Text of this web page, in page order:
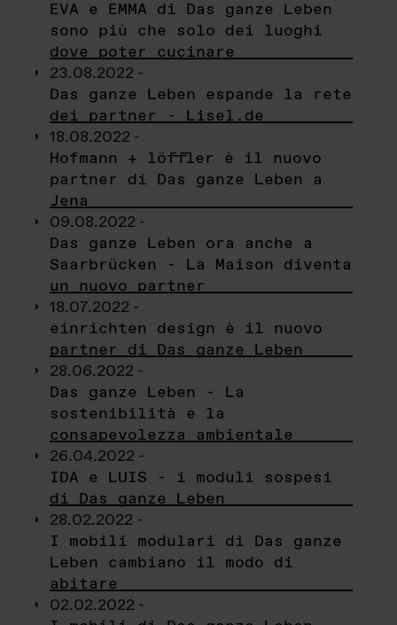
EVA e EMMA di Das ganze Leben
sono più che solo dei luoghi
dove poter cucinare
23.08.2022 -
Das ganze Leben espande la rete
dei partner - Lisel.de
18.08.2022 -
Hofmann + löffler è il nuovo
partner di Das ganze Leben a
Jena
09.08.2022 -
Das ganze Leben ora anche a
Saarbrücken - La Maison diventa
un nuovo partner
18.07.2022 -
einrichten design è il nuovo
partner di Das ganze Leben
28.06.2022 -
Das ganze Leben - La
sostenibilità e la
consapevolezza ambientale
26.04.2022 -
IDA e LUIS - i moduli sospesi
di Das ganze Leben
28.02.2022 -
I mobili modulari di Das ganze
Leben cambiano il modo di
abitare
02.02.2022 -